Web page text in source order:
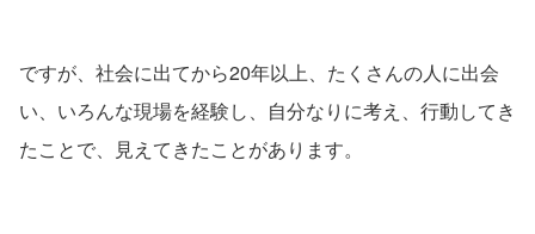
ですが、社会に出てから20年以上、たくさんの人に出会
い、いろんな現場を経験し、自分なりに考え、行動してき
たことで、見えてきたことがあります。